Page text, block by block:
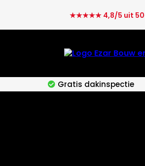
★★★★★ 4,8/5 uit
Gratis dakinspectie